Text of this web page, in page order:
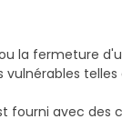
la fermeture
telles
fourni avec des